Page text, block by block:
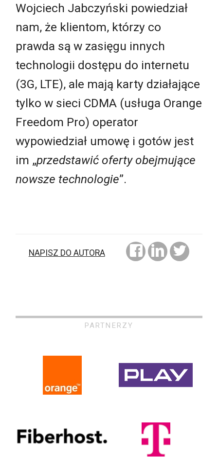
Wojciech Jabczyński powiedział
nam, że klientom, którzy co
prawda są w zasięgu innych
technologii dostępu do internetu
(3G, LTE), ale mają karty działające
tylko w sieci CDMA (usługa Orange
Freedom Pro) operator
wypowiedział umowę i gotów jest
im „przedstawić oferty obejmujące
nowsze technologie”.
NAPISZ DO AUTORA
PARTNERZY